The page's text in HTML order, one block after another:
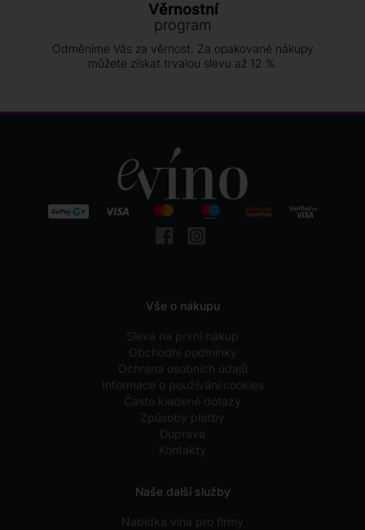
Věrnostní
program
Odměníme Vás za věrnost. Za opakované nákupy
můžete získat trvalou slevu až 12 %.
Vše o nákupu
Sleva na první nákup
Obchodní podmínky
Ochrana osobních údajů
Informace o používání cookies
Často kladené dotazy
Způsoby platby
Doprava
Kontakty
Naše další služby
Nabídka vína pro firmy